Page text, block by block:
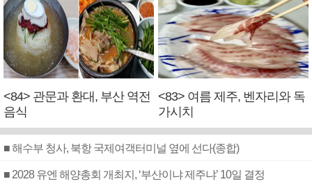
<84> 관문과 환대, 부산 역전
음식
<83> 여름 제주, 벤자리와 독
가시치
■ 해수부 청사, 북항 국제여객터미널 옆에 선다(종합)
■ 2028 유엔 해양총회 개최지, ‘부산이냐 제주냐’ 10일 결정